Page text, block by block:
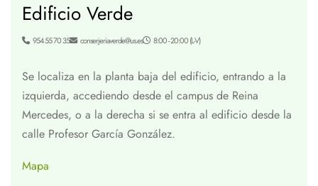
Edificio Verde
954 55 70 35 conserjeriaverde@us.es 8:00 - 20:00 (L-V)
Se localiza en la planta baja del edificio, entrando a la
izquierda, accediendo desde el campus de Reina
Mercedes, o a la derecha si se entra al edificio desde la
calle Profesor García González.
Mapa